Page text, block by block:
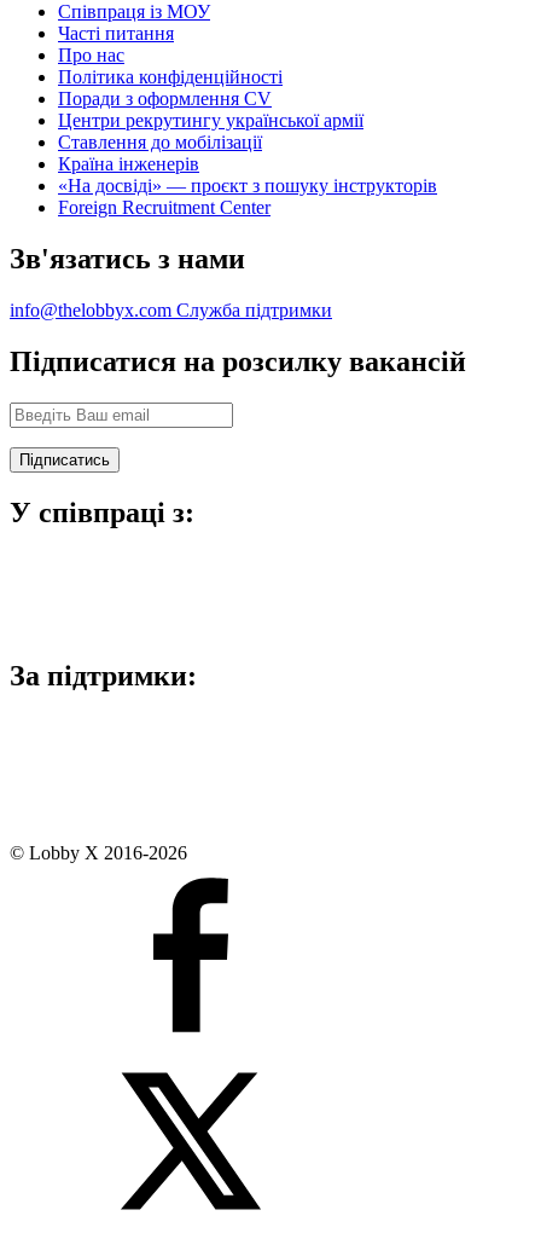
Співпраця із МОУ
Часті питання
Про нас
Політика конфіденційності
Поради з оформлення CV
Центри рекрутингу української армії
Ставлення до мобілізації
Країна інженерів
«На досвіді» — проєкт з пошуку інструкторів
Foreign Recruitment Center
Зв'язатись з нами
info@thelobbyx.com Служба підтримки
Підписатися на розсилку вакансій
У співпраці з:
За підтримки:
© Lobby X 2016-2026